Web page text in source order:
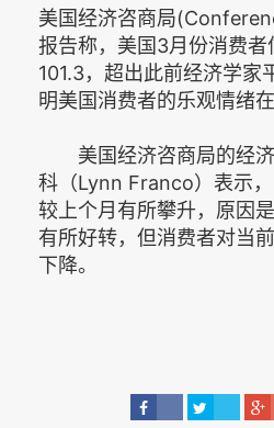
美国经济咨商局
报告称，美国3月份消费者
101.3，超出此前经济学家
明美国消费者的乐观情绪在
美国经济咨商局的经济
科（Lynn Franco）表示
较上个月有所攀升，原因
有所好转，但消费者对当
下降。